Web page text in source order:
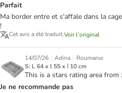
Parfait
Ma border entre et s'affale dans la
!
Cet avis a été traduit.Voir l’original
14/07/26 | Adina | Roumanie
S: L 64 x l 55 x î 10 cm
This is a stars rating area from
Je ne recommande pas